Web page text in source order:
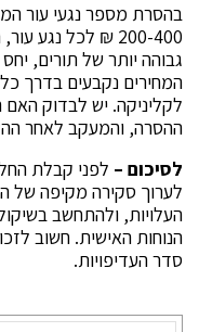
בהסרת מספר נגעי עור
200-400 ₪ לכל
גבוהה יותר של תורים,
המחירים נקבעים בדרך
לקליניקה. יש לבדוק
ההסרה, והמעקב לאחר
לסיכום – לפני קבלת
לערוך סקירה מקיפה של
העלויות, ולהתחשב
הנוחות האישית. חשוב
סדר העדיפויות.